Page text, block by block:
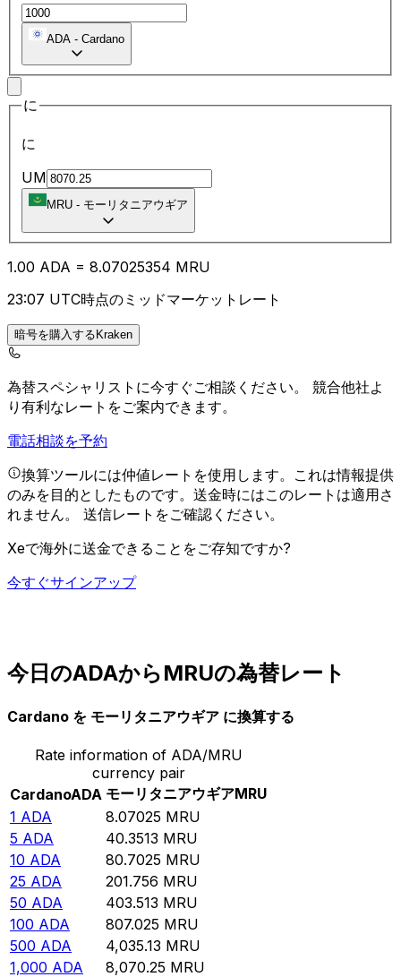
ADA - Cardano
に
に
UM
MRU - モーリタニアウギア
1.00 ADA = 8.07025354 MRU
23:07 UTC時点のミッドマーケットレート
暗号を購入するKraken
為替スペシャリストに今すぐご相談ください。 競合他社よ
り有利なレートをご案内できます。
電話相談を予約
換算ツールには仲値レートを使用します。これは情報提供
のみを目的としたものです。送金時にはこのレートは適用さ
れません。 送信レートをご確認ください。
Xeで海外に送金できることをご存知ですか?
今すぐサインアップ
今日のADAからMRUの為替レート
Cardano を モーリタニアウギア に換算する
Rate information of ADA/MRU
currency pair
CardanoADA モーリタニアウギアMRU
1 ADA 8.07025 MRU
5 ADA 40.3513 MRU
10 ADA 80.7025 MRU
25 ADA 201.756 MRU
50 ADA 403.513 MRU
100 ADA 807.025 MRU
500 ADA 4,035.13 MRU
1,000 ADA 8,070.25 MRU